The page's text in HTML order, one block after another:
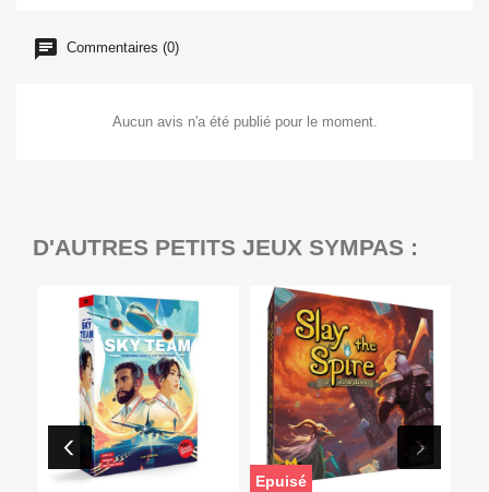
Commentaires (0)
Aucun avis n'a été publié pour le moment.
D'AUTRES PETITS JEUX SYMPAS :
Epuisé